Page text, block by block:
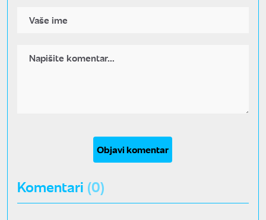
Objavi komentar
Komentari (0)